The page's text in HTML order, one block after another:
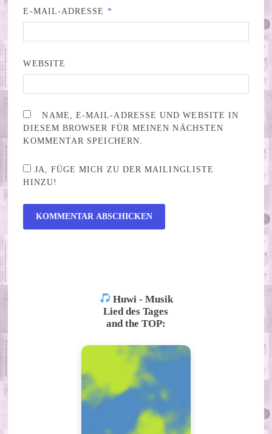
E-MAIL-ADRESSE *
WEBSITE
NAME, E-MAIL-ADRESSE UND WEBSITE IN
DIESEM BROWSER FÜR MEINEN NÄCHSTEN
KOMMENTAR SPEICHERN.
JA, FÜGE MICH ZU DER MAILINGLISTE
HINZU!
Huwi - Musik
Lied des Tages
and the TOP: